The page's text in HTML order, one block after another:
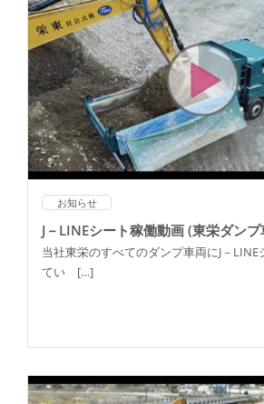
お知らせ
J－LINEシート稼働動画 (東栄ダンプ
当社東栄のすべてのダンプ車両にJ－
てい […]